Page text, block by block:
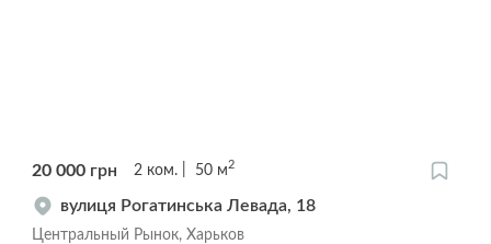
20 000 грн 2 ком. 50 м2
вулиця Рогатинська Левада, 18
Центральный Рынок, Харьков